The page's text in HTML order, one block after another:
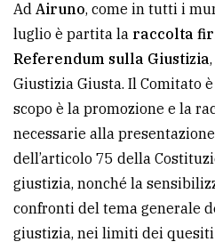
CERCA
Cerca
per
comune
Ricerca
avanzata
Ad Airuno, come in tutti i
luglio è partita la raccolta
Referendum sulla Giustizia
Giustizia Giusta. Il Comitato
scopo è la promozione e la
necessarie alla
dell’articolo 75 della
giustizia, nonché la
confronti del tema generale
giustizia, nei limiti dei